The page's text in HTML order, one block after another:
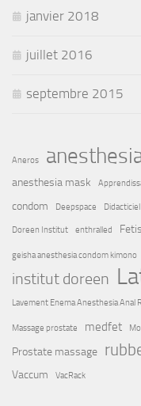
janvier 2018
juillet 2016
septembre 2015
Aneros
anesthesia mask
condom Deepspace Didacticiel
Doreen Institut enthralled
geisha anesthesia condom kimono
institut doreen
Lavement Enema Anesthesia Anal
Massage prostate medfet
Prostate massage
Vaccum
VacRack